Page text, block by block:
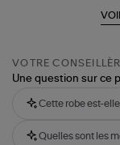
VOTRE
Une question sur ce
Cette robe est-
Quelles sont les